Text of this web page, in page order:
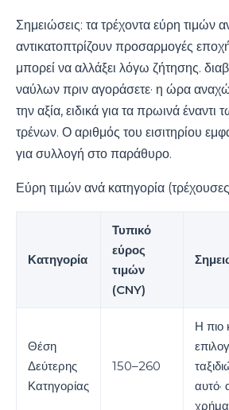
Σημειώσεις: τα τρέχοντα εύρη τιμών
αντικατοπτρίζουν προσαρμογές
μπορεί να αλλάξει λόγω ζήτησης.
ναύλων πριν αγοράσετε· η ώρα
την αξία, ειδικά για τα πρωινά έναντι
τρένων. Ο αριθμός του εισιτηρίου
για συλλογή στο παράθυρο.
Εύρη τιμών ανά κατηγορία (τρέχουσες
Κατηγορία
Τυπικό
εύρος
τιμών
(CNY)
Θέση
Δεύτερης
Κατηγορίας
150–260
Η πιο
αυτό·